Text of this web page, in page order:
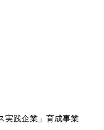
実践企業」育成事業